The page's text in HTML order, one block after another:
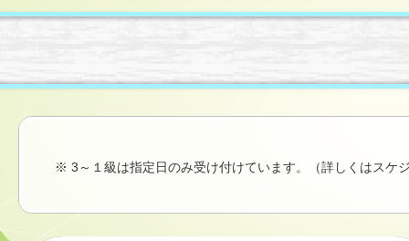
※ 3～１級は指定日のみ受け付けています。（詳しくはスケ